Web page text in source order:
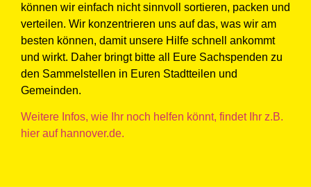
können wir einfach nicht sinnvoll sortieren, packen und
verteilen. Wir konzentrieren uns auf das, was wir am
besten können, damit unsere Hilfe schnell ankommt
und wirkt. Daher bringt bitte all Eure Sachspenden zu
den Sammelstellen in Euren Stadtteilen und
Gemeinden.
Weitere Infos, wie Ihr noch helfen könnt, findet Ihr z.B.
hier auf hannover.de.